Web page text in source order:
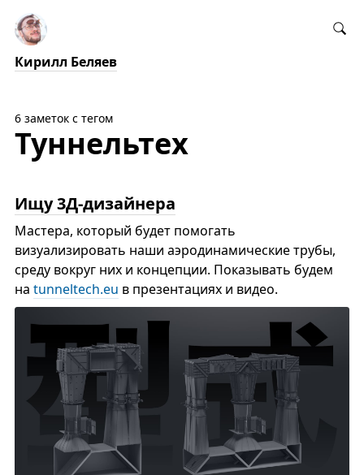
Кирилл Беляев
6 заметок с тегом
Туннельтех
Ищу 3Д-дизайнера
Мастера, который будет помогать
визуализировать наши аэродинамические трубы,
среду вокруг них и концепции. Показывать будем
на tunneltech.eu в презентациях и видео.